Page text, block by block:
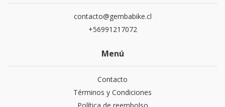
contacto@gembabike.cl
+56991217072
Menú
Contacto
Términos y Condiciones